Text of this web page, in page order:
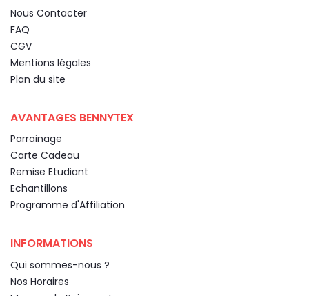
Nous Contacter
FAQ
CGV
Mentions légales
Plan du site
AVANTAGES BENNYTEX
Parrainage
Carte Cadeau
Remise Etudiant
Echantillons
Programme d'Affiliation
INFORMATIONS
Qui sommes-nous ?
Nos Horaires